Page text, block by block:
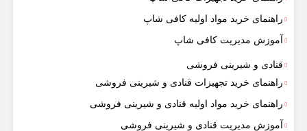
راهنمای خرید مواد اولیه کافی‌ شاپ‌
آموزش مدیریت کافی شاپ
قنادی و شیرینی فروشی
راهنمای خرید تجهیزات قنادی و شیرینی فروشی
راهنمای خرید مواد اولیه قنادی و شیرینی فروشی
آموزش مدیریت قنادی و شیرینی فروشی